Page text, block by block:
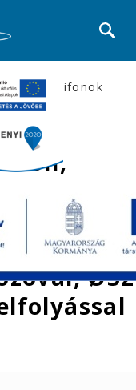
és csőszifonok
1
Ø32